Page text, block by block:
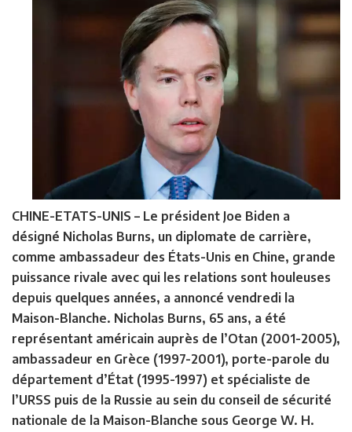
CHINE-ETATS-UNIS – Le président Joe Biden a
désigné Nicholas Burns, un diplomate de carrière,
comme ambassadeur des États-Unis en Chine, grande
puissance rivale avec qui les relations sont houleuses
depuis quelques années, a annoncé vendredi la
Maison-Blanche. Nicholas Burns, 65 ans, a été
représentant américain auprès de l’Otan (2001-2005),
ambassadeur en Grèce (1997-2001), porte-parole du
département d’État (1995-1997) et spécialiste de
l’URSS puis de la Russie au sein du conseil de sécurité
nationale de la Maison-Blanche sous George W. H.